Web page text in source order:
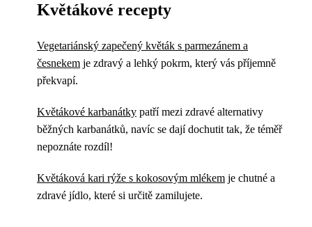
Květákové recepty
Vegetariánský zapečený květák s parmezánem a
česnekem je zdravý a lehký pokrm, který vás příjemně
překvapí.
Květákové karbanátky patří mezi zdravé alternativy
běžných karbanátků, navíc se dají dochutit tak, že téměř
nepoznáte rozdíl!
Květáková kari rýže s kokosovým mlékem je chutné a
zdravé jídlo, které si určitě zamilujete.